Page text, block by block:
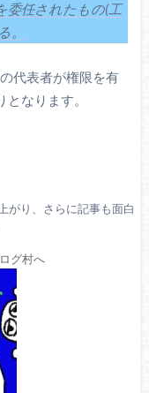
委任されたもの(工
。
代表者が権限を有
なります。
がり、さらに記事も面白